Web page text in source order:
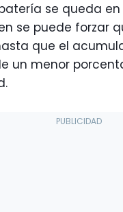
se queda en
se puede forzar
que el
un menor